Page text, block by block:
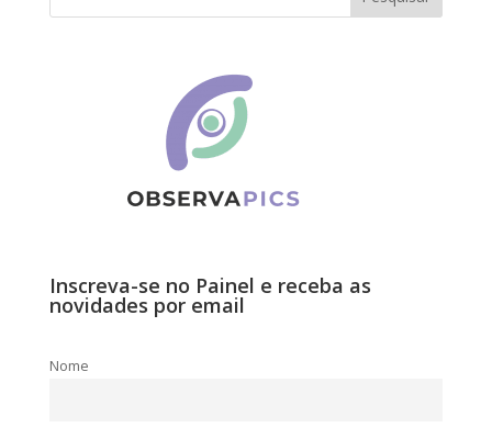
Inscreva-se no Painel e receba as
novidades por email
Nome